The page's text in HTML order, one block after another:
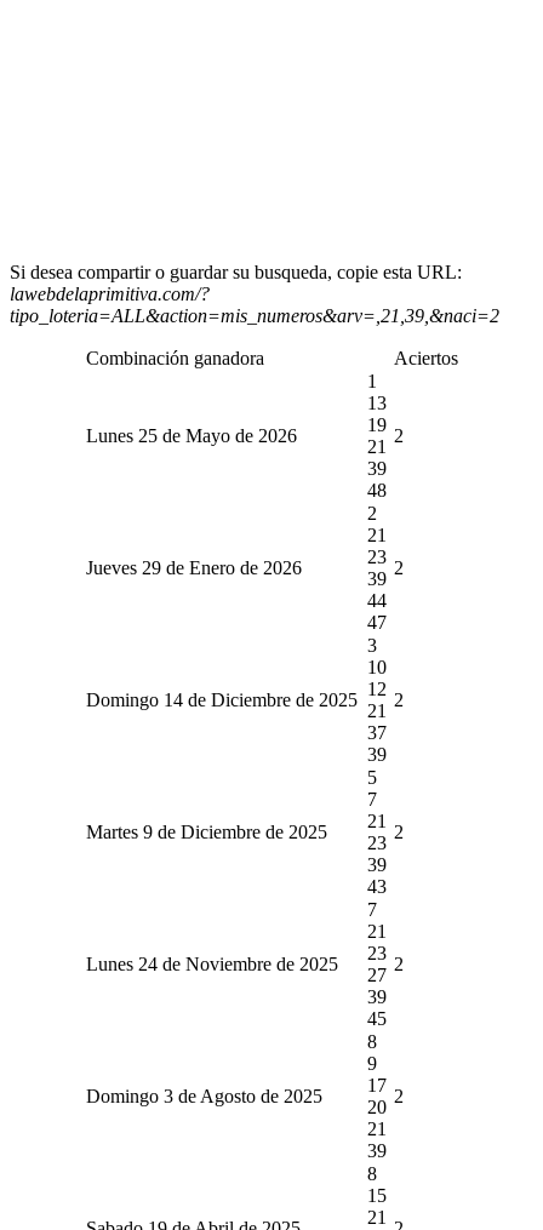
Si desea compartir o guardar su busqueda, copie esta URL:
lawebdelaprimitiva.com/?
tipo_loteria=ALL&action=mis_numeros&arv=,21,39,&naci=2
Combinación ganadora Aciertos
Lunes 25 de Mayo de 2026
1
13
19
21
39
48
2
Jueves 29 de Enero de 2026
2
21
23
39
44
47
2
Domingo 14 de Diciembre de 2025
3
10
12
21
37
39
2
Martes 9 de Diciembre de 2025
5
7
21
23
39
43
2
Lunes 24 de Noviembre de 2025
7
21
23
27
39
45
2
Domingo 3 de Agosto de 2025
8
9
17
20
21
39
2
8
15
21